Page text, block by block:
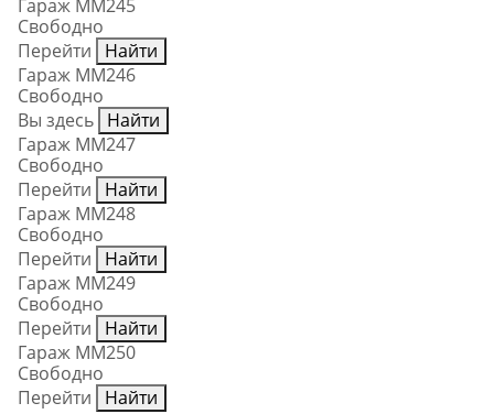
Гараж ММ245
Свободно
Перейти
Найти
Гараж ММ246
Свободно
Вы здесь Найти
Гараж ММ247
Свободно
Перейти
Найти
Гараж ММ248
Свободно
Перейти
Найти
Гараж ММ249
Свободно
Перейти
Найти
Гараж ММ250
Свободно
Перейти
Найти